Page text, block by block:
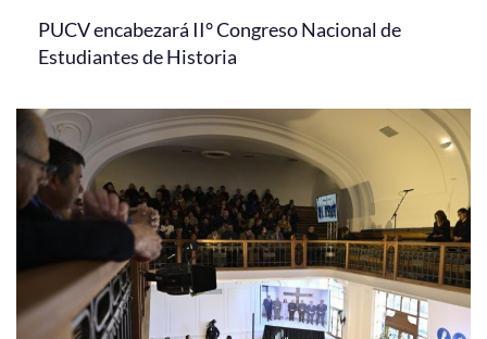
PUCV encabezará II° Congreso Nacional de
Estudiantes de Historia